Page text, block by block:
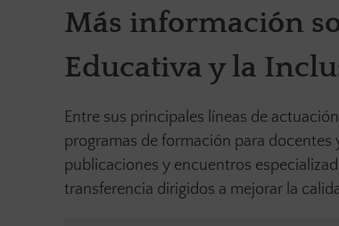
Más información
Educativa y la
Entre sus principales líneas de
programas de formación para docentes
publicaciones y encuentros
transferencia dirigidos a mejorar la